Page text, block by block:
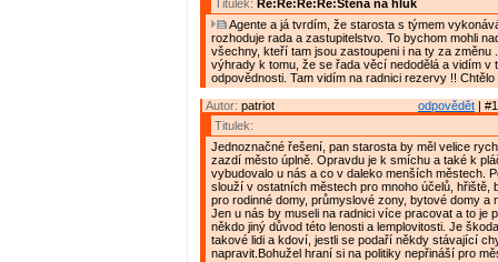
Titulek: Re:Re:Re:Re:Stěna na hluk
Agente a já tvrdím, že starosta s týmem
rozhoduje rada a zastupitelstvo. To bychom mohli
všechny, kteří tam jsou zastoupeni i na ty za změnu
výhrady k tomu, že se řada věcí nedodělá a vidím v
odpovědnosti. Tam vidím na radnici rezervy !!
odpovědět |
Autor: patriot
Titulek:
Jednoznačné řešení, pan starosta by měl velice
zazdí město úplně. Opravdu je k smíchu a také k
vybudovalo u nás a co v daleko menších městech.
slouží v ostatních městech pro mnoho účelů, hřiště,
pro rodinné domy, průmyslové zony, bytové domy a
Jen u nás by museli na radnici více pracovat a to je
někdo jiný důvod této lenosti a lemplovitosti. Je
takové lidi a kdoví, jestli se podaří někdy stávající
napravit.Bohužel hraní si na politiky nepřináší pro